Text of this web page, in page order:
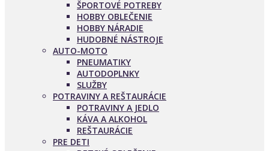
ŠPORTOVÉ POTREBY
HOBBY OBLEČENIE
HOBBY NÁRADIE
HUDOBNÉ NÁSTROJE
AUTO-MOTO
PNEUMATIKY
AUTODOPLNKY
SLUŽBY
POTRAVINY A REŠTAURÁCIE
POTRAVINY A JEDLO
KÁVA A ALKOHOL
REŠTAURÁCIE
PRE DETI